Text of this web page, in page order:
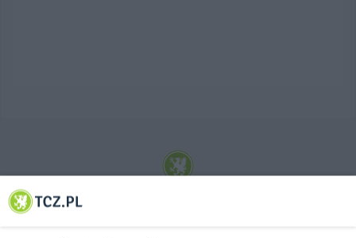
© 2001-2026 Tczew - TCZ.PL Sp. z o.o. Internetowy Serwis Informacyjny Miasta